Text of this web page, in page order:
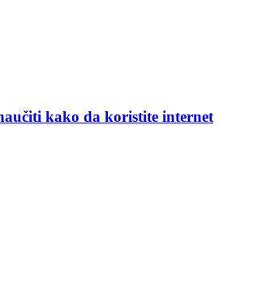
kako da koristite internet